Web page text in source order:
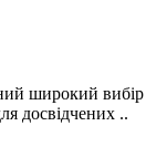
вибір
досвідчених ..